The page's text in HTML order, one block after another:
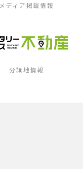
メディア掲載情報
分譲地情報